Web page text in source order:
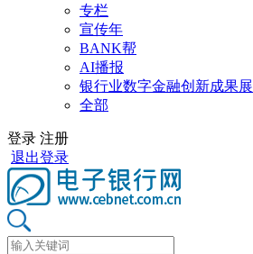
专栏
宣传年
BANK帮
AI播报
银行业数字金融创新成果展
全部
登录 注册
退出登录